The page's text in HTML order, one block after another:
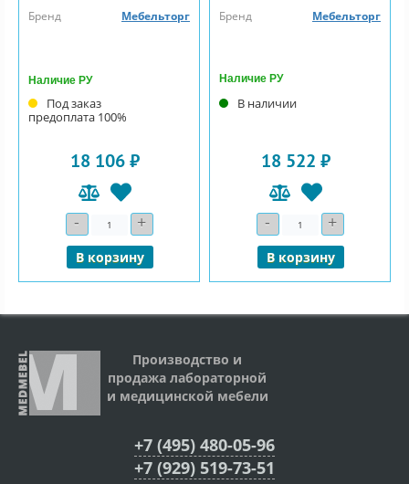
Бренд
Мебельторг
Наличие РУ
Под заказ
предоплата 100%
18 106 ₽
- Количество+
В корзину
Бренд
Мебельторг
Наличие РУ
В наличии
18 522 ₽
- Количество+
В корзину
Производство и
продажа лабораторной
и медицинской мебели
+7 (495) 480-05-96
+7 (929) 519-73-51